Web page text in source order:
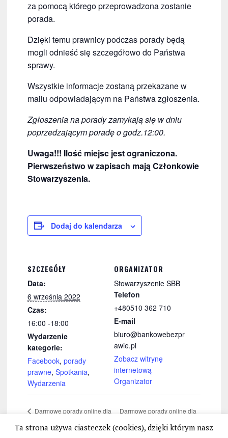
za pomocą którego przeprowadzona zostanie
porada.
Dzięki temu prawnicy podczas porady będą
mogli odnieść się szczegółowo do Państwa
sprawy.
Wszystkie informacje zostaną przekazane w
mailu odpowiadającym na Państwa zgłoszenia.
Zgłoszenia na porady zamykają się w dniu
poprzedzającym poradę o godz.12:00.
Uwaga!!! Ilość miejsc jest ograniczona.
Pierwszeństwo w zapisach mają Członkowie
Stowarzyszenia.
Dodaj do kalendarza
SZCZEGÓŁY
Data:
6 września 2022
Czas:
16:00 -18:00
Wydarzenie
kategorie:
Facebook, porady
prawne, Spotkania,
Wydarzenia
ORGANIZATOR
Stowarzyszenie SBB
Telefon
+480510 362 710
E-mail
biuro@bankowebezpr
awie.pl
Zobacz witrynę
internetową
Organizator
Darmowe porady online dla
Darmowe porady online dla
osób poszkodowanych
Ta strona używa ciasteczek (cookies), dzięki którym nasz